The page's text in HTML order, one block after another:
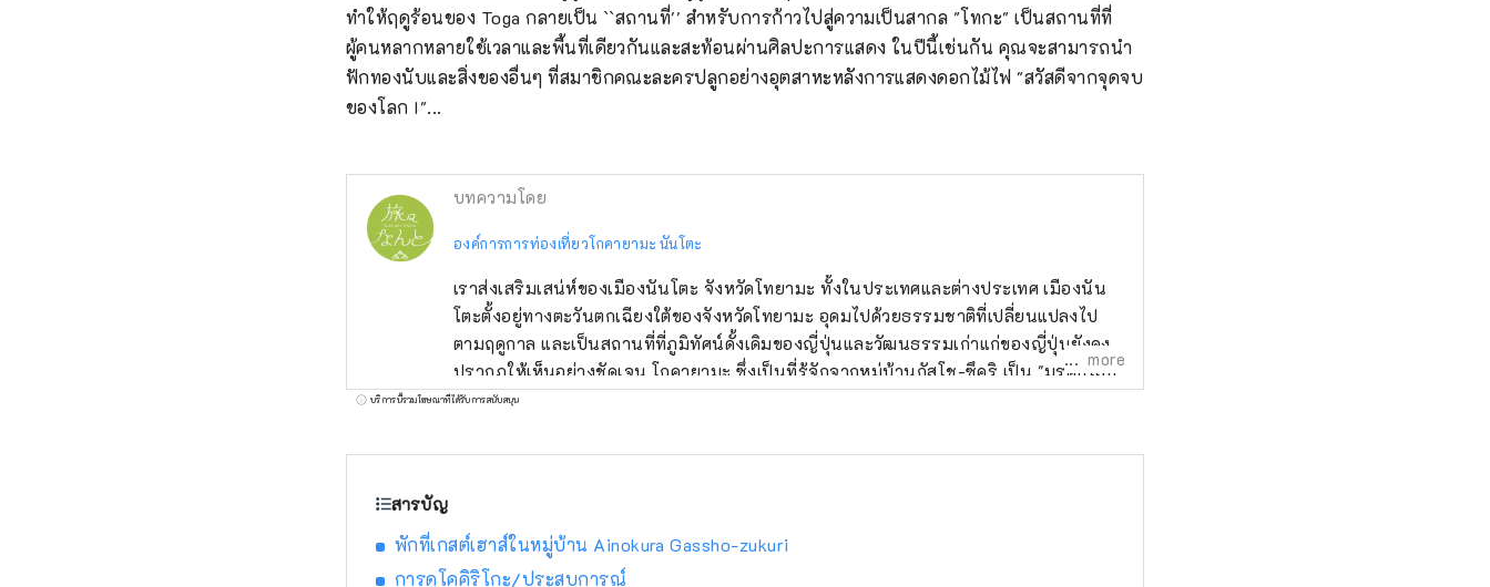
ทำให้ฤดูร้อนของ Toga กลายเป็น ``สถานที่'' สำหรับการก้าวไปสู่ความเป็นสากล "โทกะ" เป็นสถานที่ที่
ผู้คนหลากหลายใช้เวลาและพื้นที่เดียวกันและสะท้อนผ่านศิลปะการแสดง ในปีนี้เช่นกัน คุณจะสามารถนำ
ฟักทองนับและสิ่งของอื่นๆ ที่สมาชิกคณะละครปลูกอย่างอุตสาหะหลังการแสดงดอกไม้ไฟ "สวัสดีจากจุดจบ
ของโลก I"...
บทความโดย
องค์การการท่องเที่ยวโกคายามะ นันโตะ
เราส่งเสริมเสน่ห์ของเมืองนันโตะ จังหวัดโทยามะ ทั้งในประเทศและต่างประเทศ เมืองนัน
โตะตั้งอยู่ทางตะวันตกเฉียงใต้ของจังหวัดโทยามะ อุดมไปด้วยธรรมชาติที่เปลี่ยนแปลงไป
ตามฤดูกาล และเป็นสถานที่ที่ภูมิทัศน์ดั้งเดิมของญี่ปุ่นและวัฒนธรรมเก่าแก่ของญี่ปุ่นยังคง
ปรากฏให้เห็นอย่างชัดเจน โกคายามะ ซึ่งเป็นที่รู้จักจากหมู่บ้านกัสโช-ซึคุริ เป็น "มรดกโลก
ที่มีชีวิต" อย่างแท้จริง ที่ซึ่งผู้คนใช้ชีวิตโดยรักษาวัฒนธรรมที่เป็นเอกลักษณ์ของตนเองไว้
ฮานะ ซึ่งเจริญรุ่งเรืองจากการทอผ้าไหมตั้งแต่ยุคกลางจนถึงต้นยุคใหม่ และอินามิ ซึ่งเป็นที่
จิ หมู่บ้านแห่งดอกคามิเลีย และโทกะ ที่ส่งเสริมการละครและการแลกเปลี่ยนระหว่างเมือง
ภูมิประเทศชนบท (ซาโตยามะ) ของนันโตะล้วนเต็มไปด้วยเสน่ห์ของการท่องเที่ยว และผู้คน
more
บริการนี้รวมโฆษณาที่ได้รับการสนับสนุน
สารบัญ
พักที่เกสต์เฮาส์ในหมู่บ้าน Ainokura Gassho-zukuri
การดูโคคิริโกะ/ประสบการณ์